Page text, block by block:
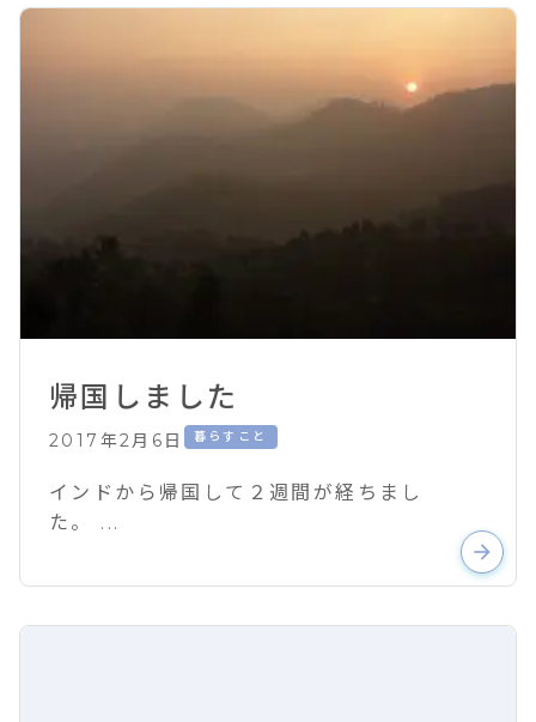
帰国しました
2017年2月6日 暮らすこと
インドから帰国して２週間が経ちまし
た。 ...
arrow_forward